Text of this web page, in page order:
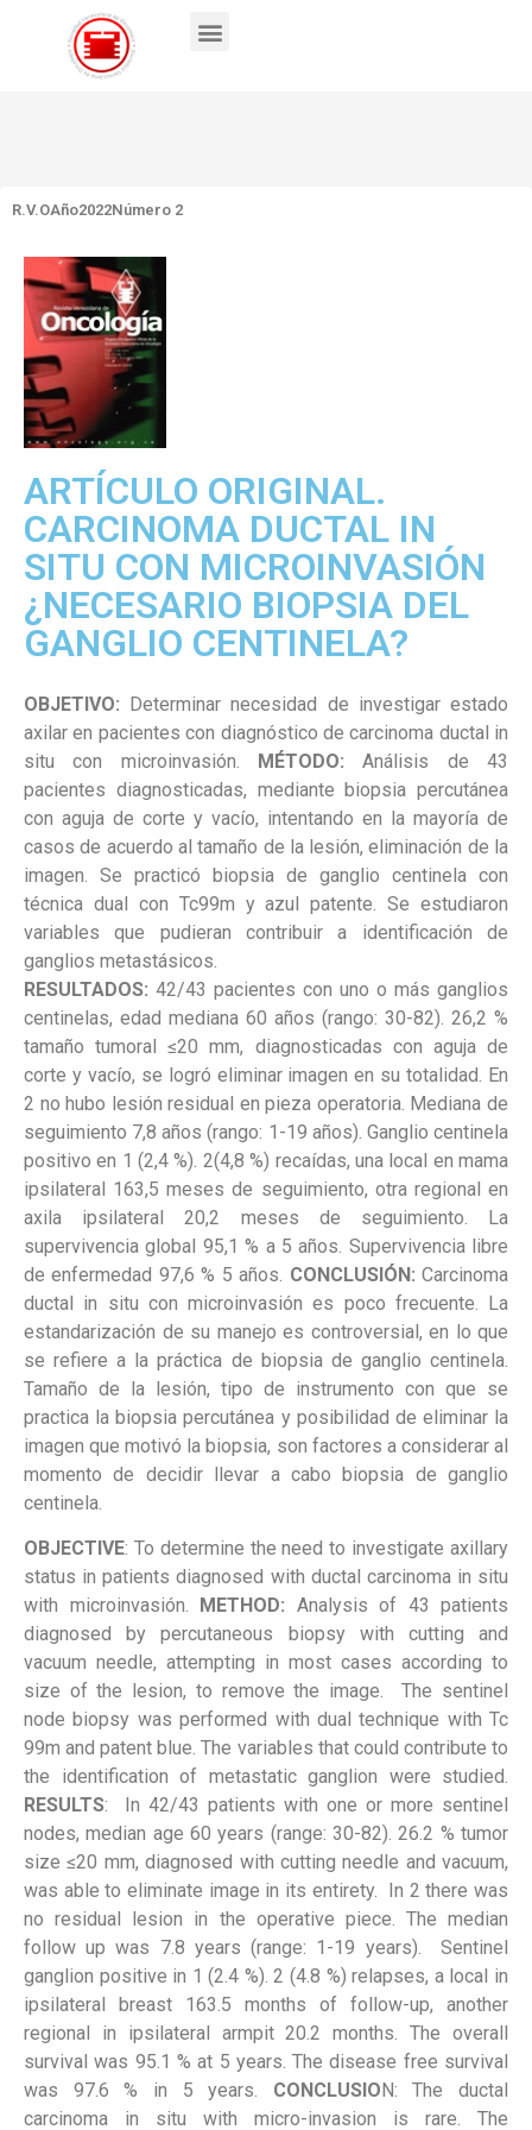
R.V.OAño2022Número 2
ARTÍCULO ORIGINAL.
CARCINOMA DUCTAL IN
SITU CON MICROINVASIÓN
¿NECESARIO BIOPSIA DEL
GANGLIO CENTINELA?
OBJETIVO: Determinar necesidad de investigar estado
axilar en pacientes con diagnóstico de carcinoma ductal in
situ con microinvasión. MÉTODO:Análisis de 43
pacientes diagnosticadas, mediante biopsia percutánea
con aguja de corte y vacío, intentando en la mayoría de
casos de acuerdo al tamaño de la lesión, eliminación de la
imagen. Se practicó biopsia de ganglio centinela con
técnica dual con Tc99m y azul patente. Se estudiaron
variables que pudieran contribuir a identificación de
ganglios metastásicos.
RESULTADOS: 42/43 pacientes con uno o más ganglios
centinelas, edad mediana 60 años (rango: 30-82). 26,2 %
tamaño tumoral ≤20 mm, diagnosticadas con aguja de
corte y vacío, se logró eliminar imagen en su totalidad. En
2 no hubo lesión residual en pieza operatoria. Mediana de
seguimiento 7,8 años (rango: 1-19 años). Ganglio centinela
positivo en 1 (2,4 %). 2(4,8 %) recaídas, una local en mama
ipsilateral 163,5 meses de seguimiento, otra regional en
axila ipsilateral 20,2 meses de seguimiento. La
supervivencia global 95,1 % a 5 años. Supervivencia libre
de enfermedad 97,6 % 5 años. CONCLUSIÓN:Carcinoma
ductal in situ con microinvasión es poco frecuente. La
estandarización de su manejo es controversial, en lo que
se refiere a la práctica de biopsia de ganglio centinela.
Tamaño de la lesión, tipo de instrumento con que se
practica la biopsia percutánea y posibilidad de eliminar la
imagen que motivó la biopsia, son factores a considerar al
momento de decidir llevar a cabo biopsia de ganglio
centinela.
OBJECTIVE: To determine the need to investigate axillary
status in patients diagnosed with ductal carcinoma in situ
with microinvasión.
METHOD: Analysis of 43 patients
diagnosed by percutaneous biopsy with cutting and
vacuum needle, attempting in most cases according to
size of the lesion, to remove the image. The sentinel
node biopsy was performed with dual technique with Tc
99m and patent blue. The variables that could contribute to
the identification of metastatic ganglion were studied.
RESULTS: In 42/43 patients with one or more sentinel
nodes, median age 60 years (range: 30-82). 26.2 % tumor
size ≤20 mm, diagnosed with cutting needle and vacuum,
was able to eliminate image in its entirety. In 2 there was
no residual lesion in the operative piece. The median
follow up was 7.8 years (range: 1-19 years). Sentinel
ganglion positive in 1 (2.4 %). 2 (4.8 %) relapses, a local in
ipsilateral breast 163.5 months of follow-up, another
regional in ipsilateral armpit 20.2 months. The overall
survival was 95.1 % at 5 years. The disease free survival
was 97.6 % in 5 years. CONCLUSIO N: The ductal
carcinoma in situ with micro-invasion is rare. The